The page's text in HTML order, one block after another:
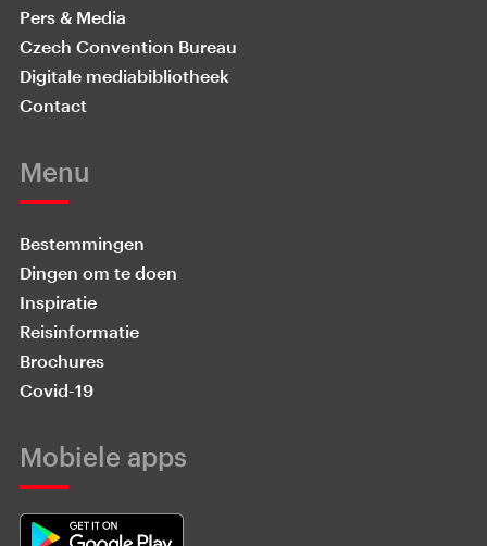
Pers & Media
Czech Convention Bureau
Digitale mediabibliotheek
Contact
Menu
Bestemmingen
Dingen om te doen
Inspiratie
Reisinformatie
Brochures
Covid-19
Mobiele apps